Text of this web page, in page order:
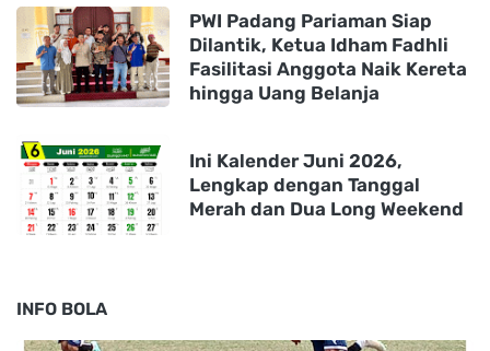
PWI Padang Pariaman Siap
Dilantik, Ketua Idham Fadhli
Fasilitasi Anggota Naik Kereta
hingga Uang Belanja
Ini Kalender Juni 2026,
Lengkap dengan Tanggal
Merah dan Dua Long Weekend
INFO BOLA